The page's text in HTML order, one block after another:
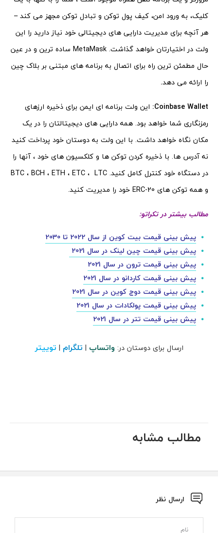
کلیک، به ورود امن، کیف پول توکن و تبادل توکن مجهز می کند –
هر آنچه برای مدیریت دارایی های دیجیتالی خود نیاز دارید را این
ولت در اختیارتان خواهد گذاشت. MetaMask ساده ترین و در عین
حال مطمئن ترین راه برای اتصال به برنامه های مبتنی بر بلاک چین
را ارائه می دهد.
Coinbase Wallet: این ولت برنامه ای ایمن برای ذخیره ارزهای
رمزنگاری شما خواهد بود. همه دارایی های دیجیتالتان را در یک
مکان نگاه خواهد داشت. با این ولت به دوستان خود پرداخت کنید
نه آدرس ها. با ذخیره کردن توکن ها و کلکسیون های خود ، آنها را
در دستگاه خود کنترل کامل کنید. BTC ، BCH ، ETH ، ETC ، LTC
و همه توکن های ERC-20 خود را مدیریت کنید.
مطالب بیشتر در تکراتو:
پیش بینی قیمت بیت کوین از سال 2022 تا 2030
پیش بینی قیمت چین لینک در سال 2021
پیش بینی قیمت ترون در سال 2021
پیش بینی قیمت کاردانو در سال 2021
پیش بینی قیمت دوج کوین در سال 2021
پیش بینی قیمت پولکادات در سال 2021
پیش بینی قیمت تتر در سال 2021
ارسال برای دوستان در: واتساپ | تلگرام | توییتر
مطالب مشابه
ارسال نظر